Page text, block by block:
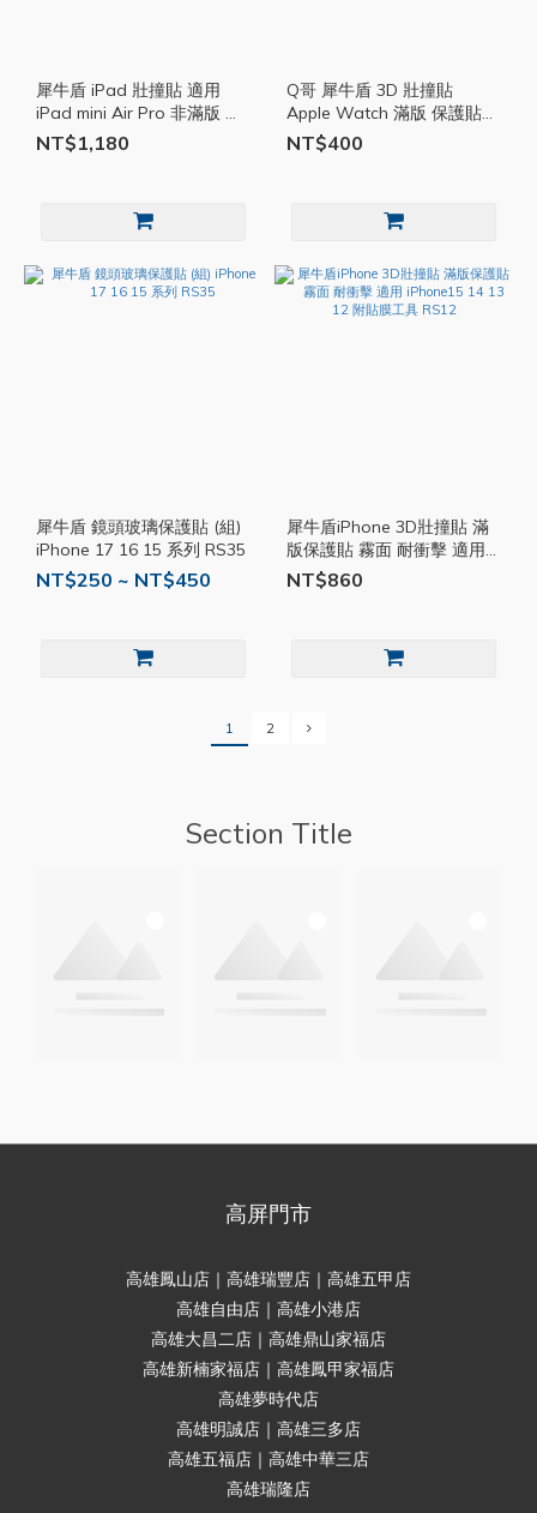
犀牛盾 iPad 壯撞貼 適用
iPad mini Air Pro 非滿版 平
板保護貼 耐衝擊保護貼 防摔
保護貼 RS10
NT$1,180
Q哥 犀牛盾 3D 壯撞貼
Apple Watch 滿版 保護貼
蘋果手錶保護貼
SE2/Ultra/6/SE/5/4/3/2/1代
NT$400
犀牛盾 鏡頭玻璃保護貼 (組)
iPhone 17 16 15 系列 RS35
NT$250 ~ NT$450
犀牛盾iPhone 3D壯撞貼 滿
版保護貼 霧面 耐衝擊 適用
iPhone15 14 13 12 附貼膜
工具 RS12
NT$860
1 2
Section Title
高屏門市
高雄鳳山店｜高雄瑞豐店｜高雄五甲店
高雄自由店｜高雄小港店
高雄大昌二店｜高雄鼎山家福店
高雄新楠家福店｜高雄鳳甲家福店
高雄夢時代店
高雄明誠店｜高雄三多店
高雄五福店｜高雄中華三店
高雄瑞隆店